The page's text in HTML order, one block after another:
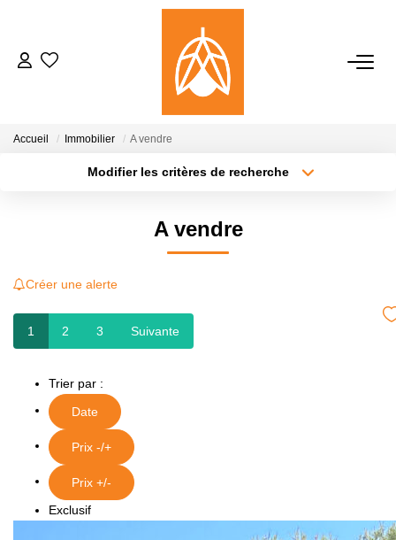
NOTRE AGENCE
ACHETER
GESTION
Accueil Immobilier A vendre
Modifier les critères de recherche
A vendre
Créer une alerte
1 2 3 Suivante
Trier par :
Date
Prix -/+
Prix +/-
Exclusif